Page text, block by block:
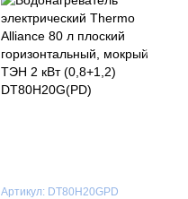
Артикул: DT80H20GPD